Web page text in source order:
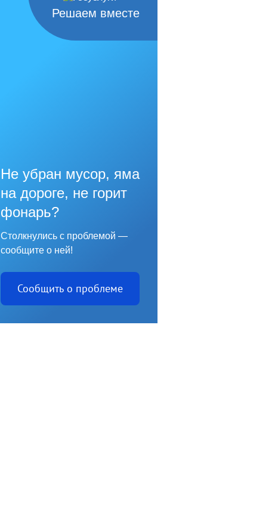
Решаем вместе
Не убран мусор, яма
на дороге, не горит
фонарь?
Столкнулись с проблемой —
сообщите о ней!
Сообщить о проблеме